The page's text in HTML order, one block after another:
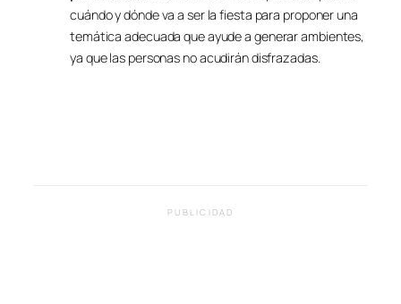
cuándo y dónde va a ser la fiesta para proponer una
temática adecuada que ayude a generar ambientes,
ya que las personas no acudirán disfrazadas.
PUBLICIDAD